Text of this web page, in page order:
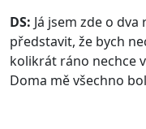
DS: Já jsem zde o
představit, že bych
kolikrát ráno nechce
Doma mě všechno